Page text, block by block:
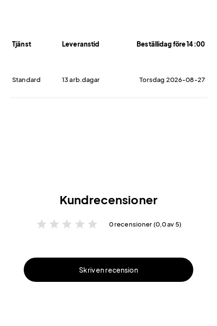
Tjänst Leveranstid Beställidag före 14:00
Standard 13 arb.dagar Torsdag 2026-08-27
Kundrecensioner
star star star star star 0 recensioner (0,0 av 5)
Skriv en recension